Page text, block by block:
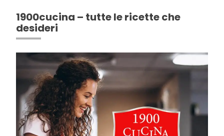
1900cucina – tutte le ricette che
desideri